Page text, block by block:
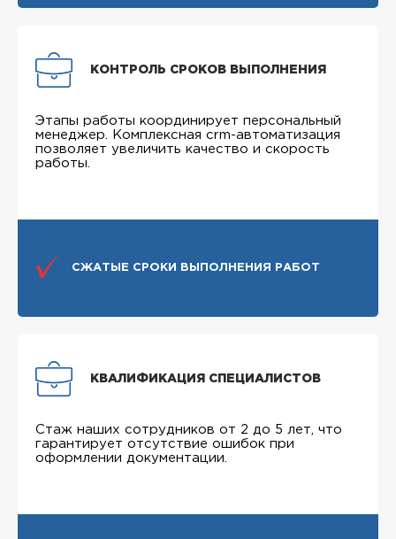
КОНТРОЛЬ СРОКОВ ВЫПОЛНЕНИЯ
Этапы работы координирует персональный
менеджер. Комплексная crm-автоматизация
позволяет увеличить качество и скорость
работы.
СЖАТЫЕ СРОКИ ВЫПОЛНЕНИЯ РАБОТ
КВАЛИФИКАЦИЯ СПЕЦИАЛИСТОВ
Стаж наших сотрудников от 2 до 5 лет, что
гарантирует отсутствие ошибок при
оформлении документации.